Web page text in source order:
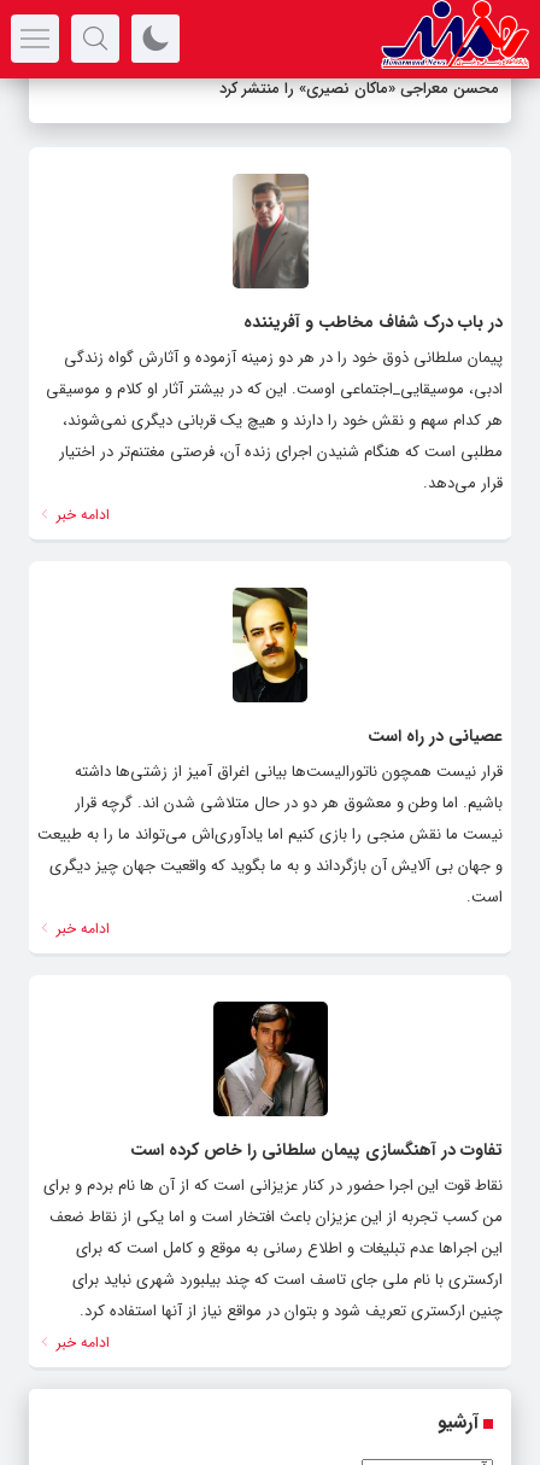
محسن معراجی «ماکان نصیری» را منتشر کرد
در باب درک شفاف مخاطب و آفریننده
پیمان سلطانی ذوق خود را در هر دو زمینه آزموده و آثارش گواه زندگی
ادبی، موسیقایی_اجتماعی اوست. این که در بیشتر آثار او کلام و موسیقی
هر کدام سهم و نقش خود را دارند و هیچ یک قربانی دیگری نمی‌شوند،
مطلبی است که هنگام شنیدن اجرای زنده آن، فرصتی مغتنم‌تر در اختیار
قرار می‌دهد.
ادامه خبر
عصیانی در راه است
قرار نیست همچون ناتورالیست‌ها بیانی اغراق آمیز از زشتی‌ها داشته
باشیم. اما وطن و معشوق هر دو در حال متلاشی شدن اند. گرچه قرار
نیست ما نقش منجی را بازی کنیم اما یادآوری‌اش می‌تواند ما را به طبیعت
و جهان بی آلایش آن بازگرداند و به ما بگوید که واقعیت جهان چیز دیگری
است.
ادامه خبر
تفاوت در آهنگسازی پیمان سلطانی را خاص کرده است
نقاط قوت این اجرا حضور در کنار عزیزانی است که از آن‌ ها نام بردم و برای
من کسب تجربه از این عزیزان باعث افتخار است و اما یکی از نقاط ضعف
این اجراها عدم تبلیغات و اطلاع رسانی به موقع و کامل است که برای
ارکستری با نام ملی جای تاسف است که چند بیلبورد شهری نباید برای
چنین ارکستری تعریف شود و بتوان در مواقع نیاز از آنها استفاده کرد‌.
ادامه خبر
آرشیو